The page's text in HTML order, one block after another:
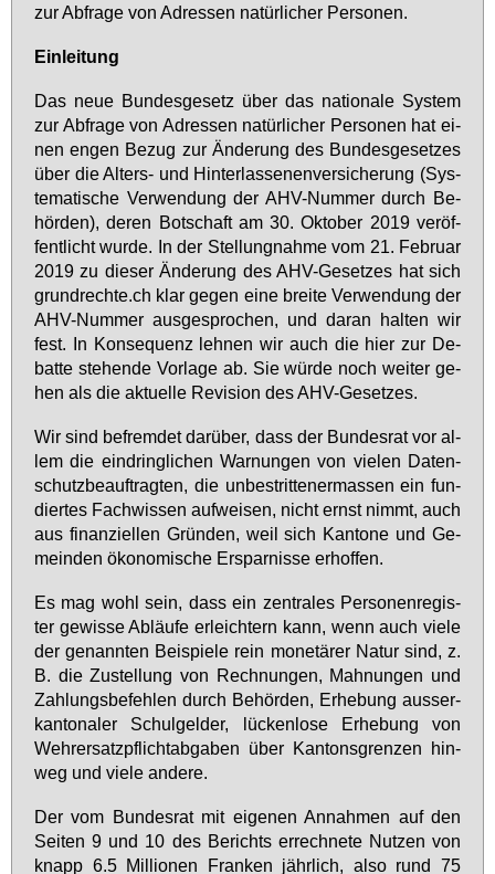
zur Ab­fra­ge von Adres­sen na­tür­li­cher Per­so­nen.
Ein­lei­tung
Das neue Bun­des­ge­setz über das na­tio­na­le Sys­tem
zur Ab­fra­ge von Adres­sen na­tür­li­cher Per­so­nen hat ei­
nen en­gen Be­zug zur Än­de­rung des Bun­des­ge­set­zes
über die Al­ters- und Hin­ter­las­se­nen­ver­si­che­rung (Sys­
te­ma­ti­sche Ver­wen­dung der AHV-Num­mer durch Be­
hör­den), de­ren Bot­schaft am 30. Ok­to­ber 2019 ver­öf­
fent­licht wur­de. In der Stel­lung­nah­me vom 21. Fe­bru­ar
2019 zu die­ser Än­de­rung des AHV-Ge­set­zes hat sich
grund­rech­te.ch klar ge­gen ei­ne brei­te Ver­wen­dung der
AHV-Num­mer aus­ge­spro­chen, und dar­an hal­ten wir
fest. In Kon­se­quenz leh­nen wir auch die hier zur De­
bat­te ste­hen­de Vor­la­ge ab. Sie wür­de noch wei­ter ge­
hen als die ak­tu­el­le Re­vi­si­on des AHV-Ge­set­zes.
Wir sind be­frem­det dar­über, dass der Bun­des­rat vor al­
lem die ein­dring­li­chen War­nun­gen von vie­len Da­ten­
schutz­be­auf­trag­ten, die un­be­strit­te­ner­mas­sen ein fun­
dier­tes Fach­wis­sen auf­wei­sen, nicht ernst nimmt, auch
aus fi­nan­zi­el­len Grün­den, weil sich Kan­to­ne und Ge­
mein­den öko­no­mi­sche Er­spar­nis­se er­hof­fen.
Es mag wohl sein, dass ein zen­tra­les Per­so­nen­re­gis­
ter ge­wis­se Ab­läu­fe er­leich­tern kann, wenn auch vie­le
der ge­nann­ten Bei­spie­le rein mo­ne­tä­rer Na­tur sind, z.
B. die Zu­stel­lung von Rech­nun­gen, Mah­nun­gen und
Zah­lungs­be­feh­len durch Be­hör­den, Er­he­bung aus­ser­
kan­to­na­ler Schul­gel­der, lü­cken­lo­se Er­he­bung von
Wehr­er­satz­pflicht­ab­ga­ben über Kan­tons­gren­zen hin­
weg und vie­le an­de­re.
Der vom Bun­des­rat mit ei­ge­nen An­nah­men auf den
Sei­ten 9 und 10 des Be­richts er­rech­ne­te Nut­zen von
knapp 6.5 Mil­lio­nen Fran­ken jähr­lich, al­so rund 75